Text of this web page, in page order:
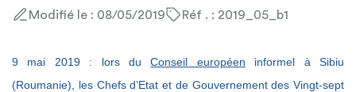
Modifié le : 08/05/2019
Réf . : 2019_05_b1
9 mai 2019 : lors duConseil européen informel à Sibiu
(Roumanie), les Chefs d’Etat et de Gouvernement des Vingt-sept